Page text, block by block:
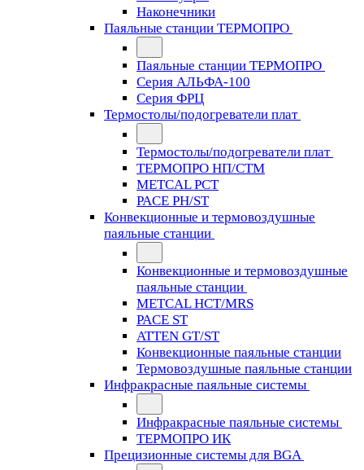
Наконечники
Паяльные станции ТЕРМОПРО
Паяльные станции ТЕРМОПРО
Серия АЛЬФА-100
Серия ФРЦ
Термостолы/подогреватели плат
Термостолы/подогреватели плат
ТЕРМОПРО НП/СТМ
METCAL PCT
PACE PH/ST
Конвекционные и термовоздушные
паяльные станции
Конвекционные и термовоздушные
паяльные станции
METCAL HCT/MRS
PACE ST
ATTEN GT/ST
Конвекционные паяльные станции
Термовоздушные паяльные станции
Инфракрасные паяльные системы
Инфракрасные паяльные системы
ТЕРМОПРО ИК
Прецизионные системы для BGA